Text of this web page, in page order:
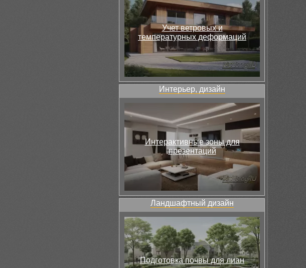
Учет ветровых и
температурных деформаций
Интерьер, дизайн
Интерактивные зоны для
презентаций
Ландшафтный дизайн
Подготовка почвы для лиан